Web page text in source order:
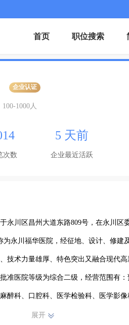
首页 职位搜索
企业认证
100-1000人
次数
5 天前
企业最近活跃
永川区昌州大道东路809号，在永川区
永川福华医院，经征地、设计、修建
技术力量雄厚、特色突出又融合现代
准医院等级为综合二级，经营范围有
醉科、口腔科、医学检验科、医学影像
吸消化内科、肾内科、儿科、中医科
展开